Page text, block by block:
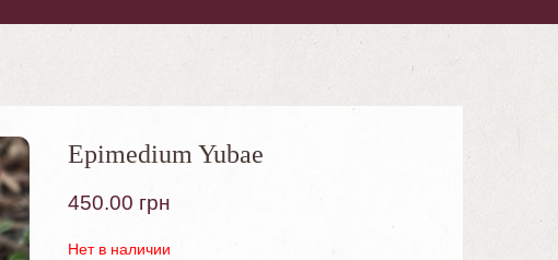
Epimedium Yubae
450.00 грн
Нет в наличии